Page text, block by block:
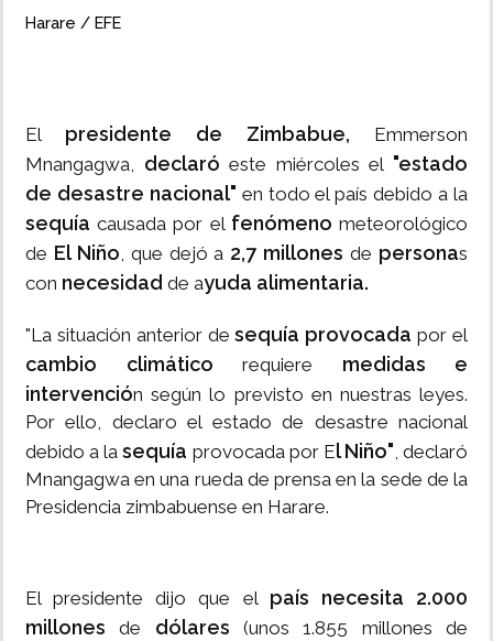
Harare / EFE
El presidente de Zimbabue, Emmerson
Mnangagwa, declaró este miércoles el "estado
de desastre nacional" en todo el país debido a la
sequía causada por el fenómeno meteorológico
de El Niño, que dejó a 2,7 millones de personas
con necesidad de ayuda alimentaria.
"La situación anterior desequía provocada por el
cambio climático requiere medidas e
intervención según lo previsto en nuestras leyes.
Por ello, declaro el estado de desastre nacional
debido a la sequía provocada por El Niño", declaró
Mnangagwa en una rueda de prensa en la sede de la
Presidencia zimbabuense en Harare.
El presidente dijo que el país necesita 2.000
millones de dólares (unos 1.855 millones de